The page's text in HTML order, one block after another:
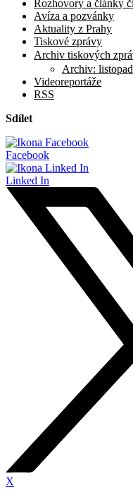
Rozhovory a články
Avíza a pozvánky
Aktuality z Prahy
Tiskové zprávy
Archiv tiskových
Archiv:
Videoreportáže
RSS
Sdílet
Facebook
Linked In
X